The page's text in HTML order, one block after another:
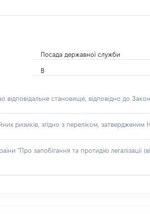
Посада державної служби
В
становище, відповідно до
ризиків, згідно з переліком, затвердженим
"Про запобігання та протидію